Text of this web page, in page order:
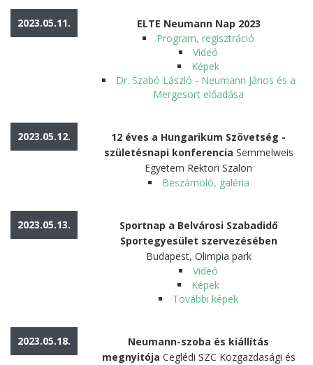
2023.05.11.
ELTE Neumann Nap 2023
Program, regisztráció
Videó
Képek
Dr. Szabó László - Neumann János és a
Mergesort előadása
2023.05.12.
12 éves a Hungarikum Szövetség -
születésnapi konferencia Semmelweis
Egyetem Rektori Szalon
Beszámoló, galéria
2023.05.13.
Sportnap a Belvárosi Szabadidő
Sportegyesület szervezésében
Budapest, Olimpia park
Videó
Képek
További képek
2023.05.18.
Neumann-szoba és kiállítás
megnyitója Ceglédi SZC Közgazdasági és